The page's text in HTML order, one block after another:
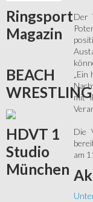
Der
mit
Die
am
Ringsport
Magazin
BEACH
WRESTLING
HDVT 1
Studio
München